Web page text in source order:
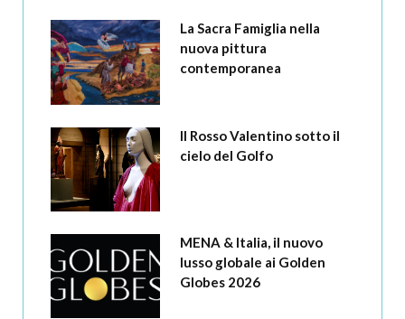
b
o
k
a
g
a
La Sacra Famiglia nella
nuova pittura
contemporanea
Il Rosso Valentino sotto il
cielo del Golfo
MENA & Italia, il nuovo
lusso globale ai Golden
Globes 2026